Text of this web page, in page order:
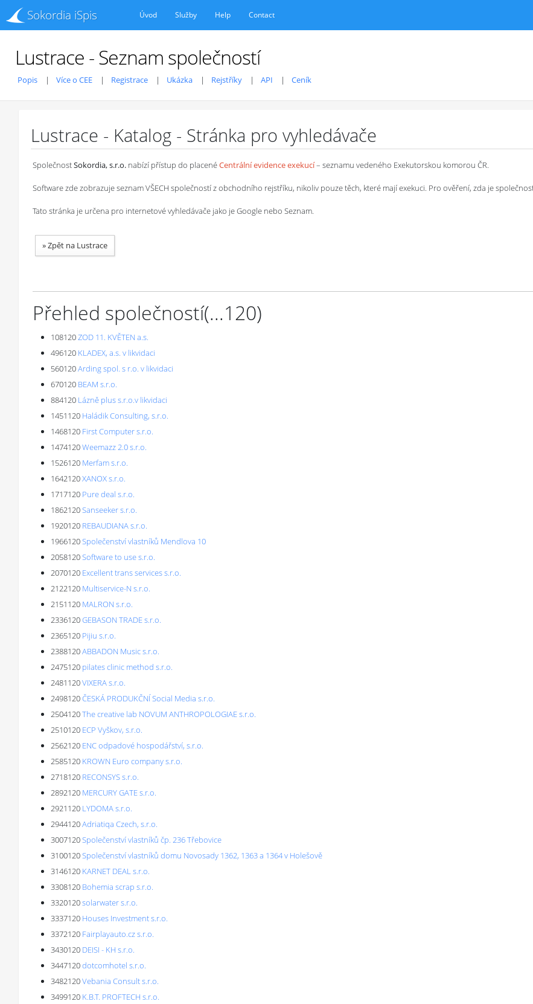
Sokordia iSpis Úvod Služby Help Contact
Lustrace - Seznam společností
Popis Více o CEE Registrace Ukázka Rejstříky API Ceník
Lustrace - Katalog - Stránka pro vyhledávače
SpolečnostSokordia, s.r.o. nabízí přístup do placenéCentrální evidence exekucí– seznamu vedeného Exekutorskou komorou ČR.
Software zde zobrazuje seznam VŠECH společností z obchodního rejstříku, nikoliv pouze těch, které mají exekuci. Pro ověření, zda je
Tato stránka je určena pro internetové vyhledávače jako je Google nebo Seznam.
»Zpět na Lustrace
Přehled společností(...120)
108120ZOD 11. KVĚTEN a.s.
496120 KLADEX, a.s. v likvidaci
560120Arding spol. s r.o. v likvidaci
670120 BEAM s.r.o.
884120 Lázně plus s.r.o.v likvidaci
1451120 Haládik Consulting, s.r.o.
1468120 First Computer s.r.o.
1474120Weemazz 2.0 s.r.o.
1526120 Merfam s.r.o.
1642120XANOX s.r.o.
1717120 Pure deal s.r.o.
1862120Sanseeker s.r.o.
1920120 REBAUDIANA s.r.o.
1966120Společenství vlastníků Mendlova 10
2058120Software to use s.r.o.
2070120 Excellent trans services s.r.o.
2122120 Multiservice-N s.r.o.
2151120 MALRON s.r.o.
2336120GEBASON TRADE s.r.o.
2365120 Pijiu s.r.o.
2388120ABBADON Music s.r.o.
2475120 pilates clinic method s.r.o.
2481120VIXERA s.r.o.
2498120ČESKÁ PRODUKČNÍ Social Media s.r.o.
2504120The creative lab NOVUM ANTHROPOLOGIAE s.r.o.
2510120 ECP Vyškov, s.r.o.
2562120 ENC odpadové hospodářství, s.r.o.
2585120 KROWN Euro company s.r.o.
2718120 RECONSYS s.r.o.
2892120 MERCURY GATE s.r.o.
2921120 LYDOMA s.r.o.
2944120Adriatiqa Czech, s.r.o.
3007120Společenství vlastníků čp. 236 Třebovice
3100120Společenství vlastníků domu Novosady 1362, 1363 a 1364 v Holešově
3146120 KARNET DEAL s.r.o.
3308120 Bohemia scrap s.r.o.
3320120solarwater s.r.o.
3337120 Houses Investment s.r.o.
3372120 Fairplayauto.cz s.r.o.
3430120 DEISI - KH s.r.o.
3447120dotcomhotel s.r.o.
3482120Vebania Consult s.r.o.
3499120 K.B.T. PROFTECH s.r.o.